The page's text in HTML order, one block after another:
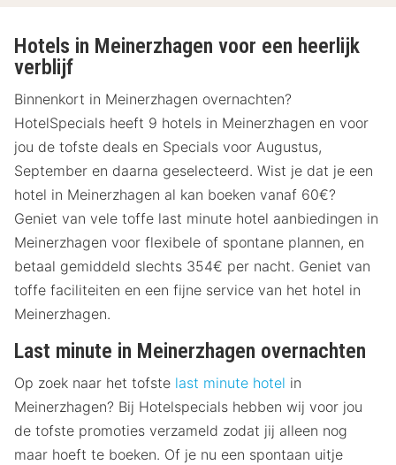
Hotels in Meinerzhagen voor een heerlijk
verblijf
Binnenkort in Meinerzhagen overnachten?
HotelSpecials heeft 9 hotels in Meinerzhagen en voor
jou de tofste deals en Specials voor Augustus,
September en daarna geselecteerd. Wist je dat je een
hotel in Meinerzhagen al kan boeken vanaf 60€?
Geniet van vele toffe last minute hotel aanbiedingen in
Meinerzhagen voor flexibele of spontane plannen, en
betaal gemiddeld slechts 354€ per nacht. Geniet van
toffe faciliteiten en een fijne service van het hotel in
Meinerzhagen.
Last minute in Meinerzhagen overnachten
Op zoek naar het tofste last minute hotel in
Meinerzhagen? Bij Hotelspecials hebben wij voor jou
de tofste promoties verzameld zodat jij alleen nog
maar hoeft te boeken. Of je nu een spontaan uitje